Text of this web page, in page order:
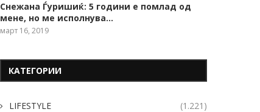
Снежана Ѓуришиќ: 5 години е помлад од
мене, но ме исполнува…
март 16, 2019
КАТЕГОРИИ
LIFESTYLE (1.221)